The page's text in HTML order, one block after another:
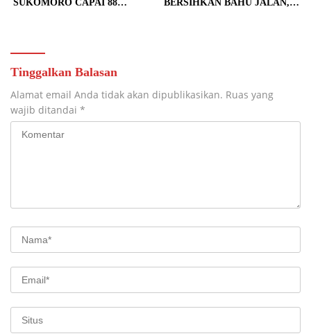
SUKOMORO CAPAI 88
BERSIHKAN BAHU JALAN,
Tinggalkan Balasan
Alamat email Anda tidak akan dipublikasikan. Ruas yang
wajib ditandai *